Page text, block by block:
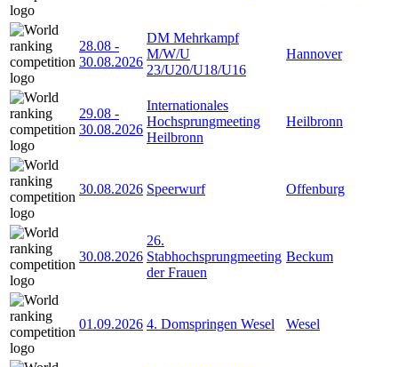
28.08 -
30.08.2026
DM Mehrkampf
M/W/U
23/U20/U18/U16
Hannover
29.08 -
30.08.2026
Internationales
Hochsprungmeeting
Heilbronn
Heilbronn
30.08.2026 Speerwurf Offenburg
30.08.2026
26.
Stabhochsprungmeeting
der Frauen
Beckum
01.09.2026 4. Domspringen Wesel Wesel